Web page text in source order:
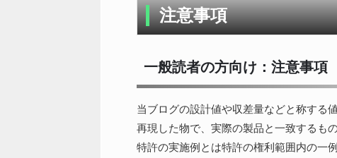
注意事項
一般読者の方向け：注意事項
当ブログの設計値や収差量などと称する
再現した物で、実際の製品と一致するも
特許の実施例とは特許の権利範囲内の一